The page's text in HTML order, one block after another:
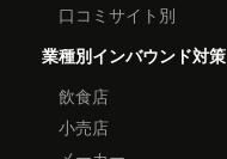
口コミサイト別
業種別インバウンド対策
飲食店
小売店